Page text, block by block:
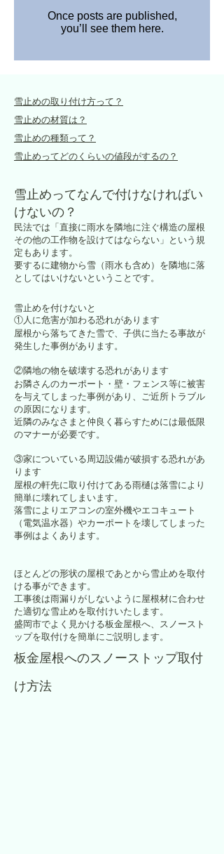
Once posts are published,
you’ll see them here.
雪止めの取り付け方って？
雪止めの材質は？
雪止めの種類って？
雪止めってどのくらいの値段がするの？
雪止めってなんで付けなければい
けないの？
民法では「直接に雨水を隣地に注ぐ構造の屋根
その他の工作物を設けてはならない」という規
定もあります。
要するに建物から雪（雨水も含め）を隣地に落
としてはいけないということです。
雪止めを付けないと
①人に危害が加わる恐れがあります
屋根から落ちてきた雪で、子供に当たる事故が
発生した事例があります。
②隣地の物を破壊する恐れがあります
お隣さんのカーポート・壁・フェンス等に被害
を与えてしまった事例があり、ご近所トラブル
の原因になります。
近隣のみなさまと仲良く暮らすためには最低限
のマナーが必要です。
③家についている周辺設備が破損する恐れがあ
ります
屋根の軒先に取り付けてある雨樋は落雪により
簡単に壊れてしまいます。
落雪によりエアコンの室外機やエコキュート
（電気温水器）やカーポートを壊してしまった
事例はよくあります。
ほとんどの形状の屋根であとから雪止めを取付
ける事ができます。
工事後は雨漏りがしないように屋根材に合わせ
た適切な雪止めを取付けいたします。
盛岡市でよく見かける板金屋根へ、スノースト
ップを取付けを簡単にご説明します。
板金屋根へのスノーストップ取付
け方法